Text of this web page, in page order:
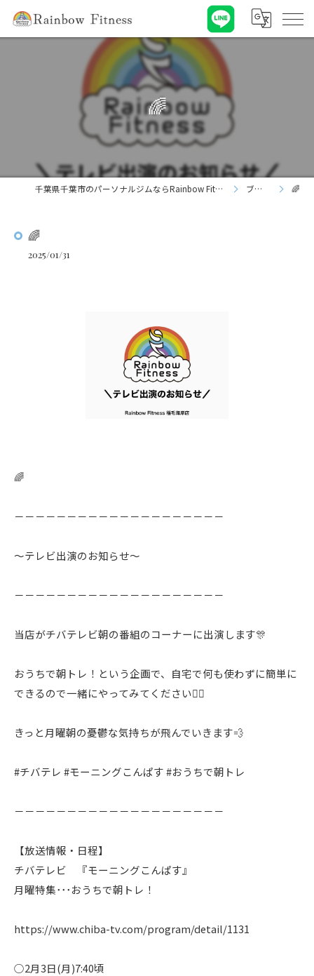
🌈
千葉県千葉市のパーソナルジムならRainbow Fitness ブログ 🌈
🌈
2025/01/31
🌈
－－－－－－－－－－－－－－－－－－－－
〜テレビ出演のお知らせ〜
－－－－－－－－－－－－－－－－－－－－
当店がチバテレビ朝の番組のコーナーに出演します🎊
おうちで朝トレ！という企画で、自宅で何も使わずに簡単に
できるので一緒にやってみてください🙆‍♂️
きっと月曜朝の憂鬱な気持ちが飛んでいきます💨
#チバテレ #モーニングこんぱす #おうちで朝トレ
－－－－－－－－－－－－－－－－－－－－
【放送情報・日程】
チバテレビ 『モーニングこんぱす』
月曜特集･･･おうちで朝トレ！
https://www.chiba-tv.com/program/detail/1131
○2月3日(月)7:40頃